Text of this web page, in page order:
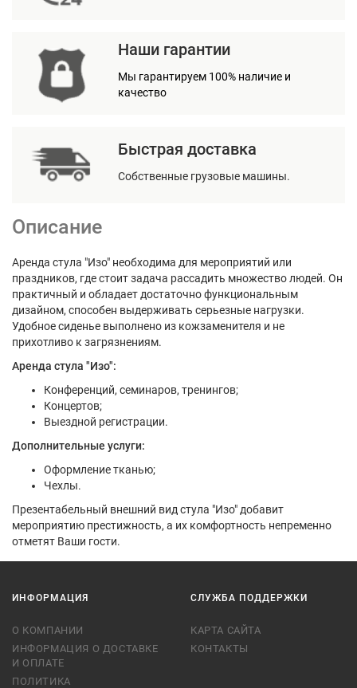
Наши гарантии
Мы гарантируем 100% наличие и
качество
Быстрая доставка
Собственные грузовые машины.
Описание
Аренда стула "Изо" необходима для мероприятий или
праздников, где стоит задача рассадить множество людей. Он
практичный и обладает достаточно функциональным
дизайном, способен выдерживать серьезные нагрузки.
Удобное сиденье выполнено из кожзаменителя и не
прихотливо к загрязнениям.
Аренда стула "Изо":
Конференций, семинаров, тренингов;
Концертов;
Выездной регистрации.
Дополнительные услуги:
Оформление тканью;
Чехлы.
Презентабельный внешний вид стула "Изо" добавит
мероприятию престижность, а их комфортность непременно
отметят Ваши гости.
ИНФОРМАЦИЯ
О КОМПАНИИ
ИНФОРМАЦИЯ О ДОСТАВКЕ
И ОПЛАТЕ
ПОЛИТИКА
СЛУЖБА ПОДДЕРЖКИ
КАРТА САЙТА
КОНТАКТЫ